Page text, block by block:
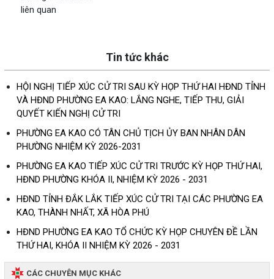
liên quan
Tin tức khác
HỘI NGHỊ TIẾP XÚC CỬ TRI SAU KỲ HỌP THỨ HAI HĐND TỈNH
VÀ HĐND PHƯỜNG EA KAO: LẮNG NGHE, TIẾP THU, GIẢI
QUYẾT KIẾN NGHỊ CỬ TRI
PHƯỜNG EA KAO CÓ TÂN CHỦ TỊCH ỦY BAN NHÂN DÂN
PHƯỜNG NHIỆM KỲ 2026-2031
PHƯỜNG EA KAO TIẾP XÚC CỬ TRI TRƯỚC KỲ HỌP THỨ HAI,
HĐND PHƯỜNG KHÓA II, NHIỆM KỲ 2026 - 2031
HĐND TỈNH ĐẮK LẮK TIẾP XÚC CỬ TRI TẠI CÁC PHƯỜNG EA
KAO, THÀNH NHẤT, XÃ HÒA PHÚ
HĐND PHƯỜNG EA KAO TỔ CHỨC KỲ HỌP CHUYÊN ĐỀ LẦN
THỨ HAI, KHÓA II NHIỆM KỲ 2026 - 2031
CÁC CHUYÊN MỤC KHÁC